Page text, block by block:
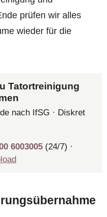
prüfen wir alles
wieder für die
Tatortreinigung
nach IfSG · Diskret
6003005 (24/7) ·